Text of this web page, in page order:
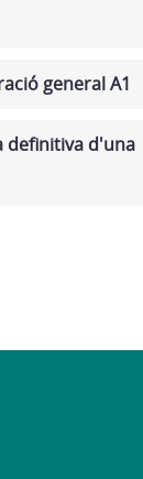
general A1
definitiva d'una